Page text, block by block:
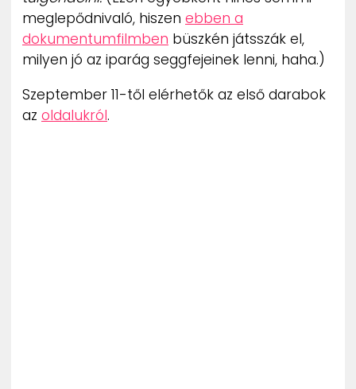
meglepődnivaló, hiszen ebben a
dokumentumfilmben büszkén játsszák el,
milyen jó az iparág seggfejeinek lenni, haha.)
Szeptember 11-től elérhetők az első darabok
az oldalukról.